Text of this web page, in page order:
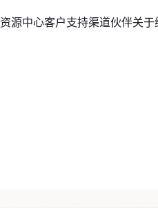
资源中心客户支持渠道伙伴关于